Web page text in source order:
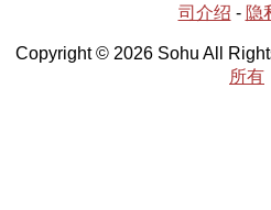
司介绍 - 隐
Copyright © 2026 Sohu All
所有